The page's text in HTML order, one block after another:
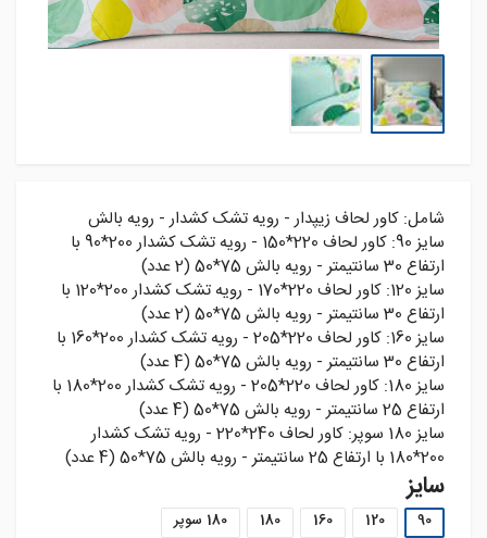
شامل: کاور لحاف زیپدار - رویه تشک کشدار - رویه بالش
سايز 90: کاور لحاف 220*150 - رويه تشک کشدار 200*90 با
ارتفاع 30 سانتيمتر - رويه بالش 75*50 (2 عدد)
سايز 120: کاور لحاف 220*170 - رويه تشک کشدار 200*120 با
ارتفاع 30 سانتيمتر - رويه بالش 75*50 (2 عدد)
سايز 160: کاور لحاف 220*205 - رويه تشک کشدار 200*160 با
ارتفاع 30 سانتيمتر - رويه بالش 75*50 (4 عدد)
سايز 180: کاور لحاف 220*205 - رويه تشک کشدار 200*180 با
ارتفاع 25 سانتيمتر - رويه بالش 75*50 (4 عدد)
سايز 180 سوپر: کاور لحاف 240*220 - رويه تشک کشدار
200*180 با ارتفاع 25 سانتيمتر - رويه بالش 75*50 (4 عدد)
سایز
90
120
160
180 180 سوپر